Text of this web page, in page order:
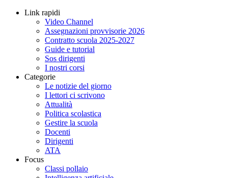
Link rapidi
Video Channel
Assegnazioni provvisorie 2026
Contratto scuola 2025-2027
Guide e tutorial
Sos dirigenti
I nostri corsi
Categorie
Le notizie del giorno
I lettori ci scrivono
Attualità
Politica scolastica
Gestire la scuola
Docenti
Dirigenti
ATA
Focus
Classi pollaio